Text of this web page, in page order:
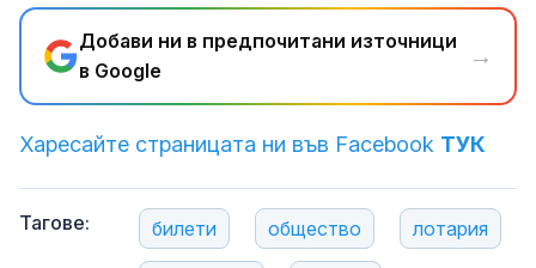
Добави ни в предпочитани източници
в Google
→
Харесайте страницата ни във Facebook ТУК
Тагове: билети общество лотария